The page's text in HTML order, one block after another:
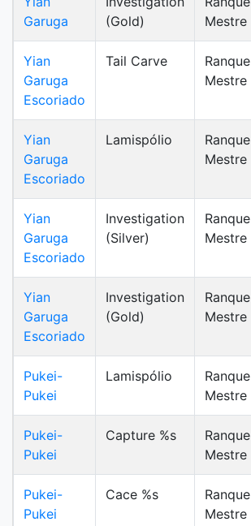
Garuga
(Gold)
Mestre
Yian
Garuga
Escoriado
Tail Carve
Ranque
Mestre
Yian
Garuga
Escoriado
Lamispólio
Ranque
Mestre
Yian
Garuga
Escoriado
Investigation
(Silver)
Ranque
Mestre
Yian
Garuga
Escoriado
Investigation
(Gold)
Ranque
Mestre
Pukei-
Pukei
Lamispólio
Ranque
Mestre
Pukei-
Pukei
Capture %s
Ranque
Mestre
Pukei-
Pukei
Cace %s
Ranque
Mestre